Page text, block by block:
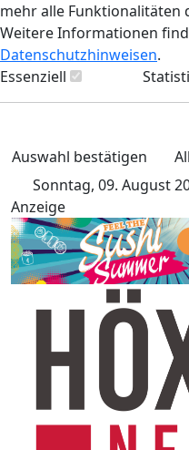
mehr alle Funktionalitäten
Weitere Informationen
Datenschutzhinweisen.
Essenziell
Auswahl bestätigen
Sonntag, 09. August
Anzeige